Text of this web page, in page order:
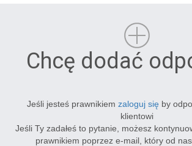
Chcę dodać
Jeśli jesteś prawnikiem zaloguj się by
klientowi
Jeśli Ty zadałeś to pytanie, możesz
prawnikiem poprzez e-mail, który od nas